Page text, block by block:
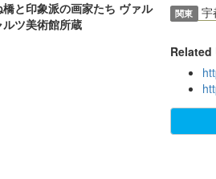
橋と印象派の画家たち ヴァル
ツ美術館所蔵
関東
宇
Related